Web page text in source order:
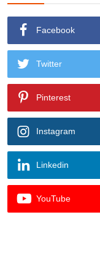
Facebook
Twitter
Pinterest
Instagram
Linkedin
YouTube